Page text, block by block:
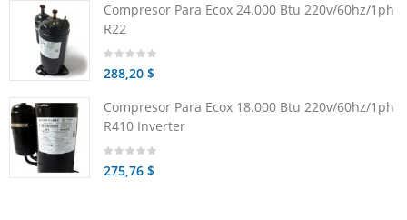
Compresor Para Ecox 24.000 Btu 220v/60hz/1ph
R22
288,20 $
Compresor Para Ecox 18.000 Btu 220v/60hz/1ph
R410 Inverter
275,76 $